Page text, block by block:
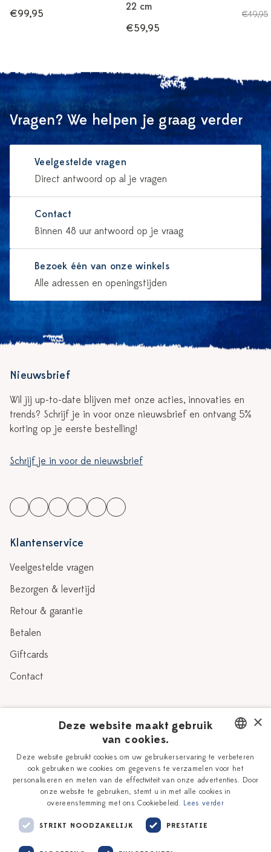
€99,95
22 cm
€59,95
€49,95
Vragen? We helpen je graag verder
Veelgestelde vragen
Direct antwoord op al je vragen
Contact
Binnen 48 uur antwoord op je vraag
Bezoek één van onze winkels
Alle adressen en openingstijden
Nieuwsbrief
Wil jij up-to-date blijven met onze acties, innovaties en
trends? Schrijf je in voor onze nieuwsbrief en ontvang 5%
korting op je eerste bestelling!
Schrijf je in voor de nieuwsbrief
Klantenservice
Veelgestelde vragen
Bezorgen & levertijd
Retour & garantie
Betalen
Giftcards
Contact
Verhaal
Onze plateelschilders
Delfts Blauw
Workshops
Vacatures
Zakelijk
DUTCH
ENGLISH
×
Deze website maakt gebruik
van cookies.
Deze website gebruikt cookies om uw gebruikerservaring te verbeteren
ook gebruiken we cookies om gegevens te verzamelen voor het
personaliseren en meten van de effectiviteit van onze advertenties. Door
onze website te gebruiken, stemt u in met alle cookies in
overeenstemming met ons Cookiebeleid. Lees verder
STRIKT NOODZAKELIJK PRESTATIE